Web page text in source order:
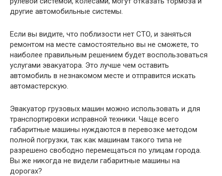
другие автомобильные системы.
Если вы видите, что поблизости нет СТО, и заняться
ремонтом на месте самостоятельно вы не сможете, то
наиболее правильным решением будет воспользоваться
услугами эвакуатора. Это лучше чем оставить
автомобиль в незнакомом месте и отправится искать
автомастерскую.
Эвакуатор грузовых машин можно использовать и для
транспортировки исправной техники. Чаще всего
габаритные машины нуждаются в перевозке методом
полной погрузки, так как машинам такого типа не
разрешено свободно перемещаться по улицам города.
Вы же никогда не видели габаритные машины на
дорогах?